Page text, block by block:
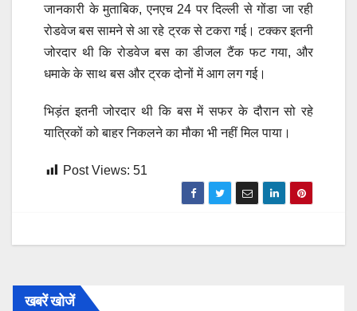
जानकारी के मुताबिक, एनएच 24 पर दिल्ली से गोंडा जा रही
रोडवेज बस सामने से आ रहे ट्रक से टकरा गई। टक्कर इतनी
जोरदार थी कि रोडवेज बस का डीजल टैंक फट गया, और
धमाके के साथ बस और ट्रक दोनों में आग लग गई।
भिड़ंत इतनी जोरदार थी कि बस में सफर के दौरान सो रहे
यात्रिकों को बाहर निकलने का मौका भी नहीं मिल पाया।
Post Views: 51
खबरें खोजें